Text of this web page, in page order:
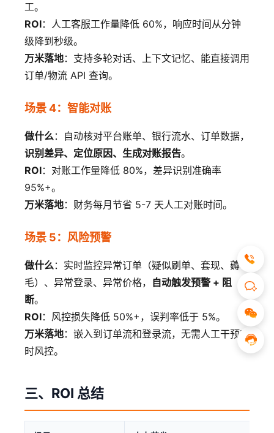
工。
ROI：人工客服工作量降低 60%，响应时间从分钟
级降到秒级。
万米落地：支持多轮对话、上下文记忆、能直接调用
订单/物流 API 查询。
场景 4：智能对账
做什么：自动核对平台账单、银行流水、订单数据，
识别差异、定位原因、生成对账报告。
ROI：对账工作量降低 80%，差异识别准确率
95%+。
万米落地：财务每月节省 5-7 天人工对账时间。
场景 5：风险预警
做什么：实时监控异常订单（疑似刷单、套现、薅羊
毛）、异常登录、异常价格， 自动触发预警 + 阻
断。
ROI：风控损失降低 50%+，误判率低于 5%。
万米落地：嵌入到订单流和登录流，无需人工干预实
时风控。
三、ROI 总结